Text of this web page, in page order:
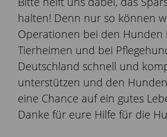
halten! Denn nur so können
Operationen bei den Hunden
Tierheimen und bei
Deutschland schnell und
unterstützen und den
eine Chance auf ein gutes
Danke für eure Hilfe für die